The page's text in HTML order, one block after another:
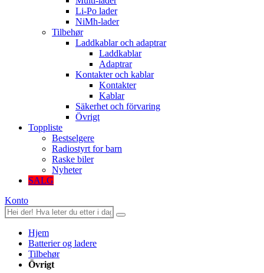
Li-Po lader
NiMh-lader
Tilbehør
Laddkablar och adaptrar
Laddkablar
Adaptrar
Kontakter och kablar
Kontakter
Kablar
Säkerhet och förvaring
Övrigt
Toppliste
Bestselgere
Radiostyrt for barn
Raske biler
Nyheter
SALG
Konto
Hjem
Batterier og ladere
Tilbehør
Övrigt